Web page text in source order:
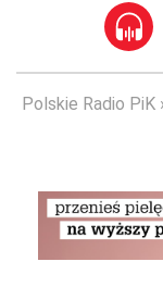
Polskie Radio PiK